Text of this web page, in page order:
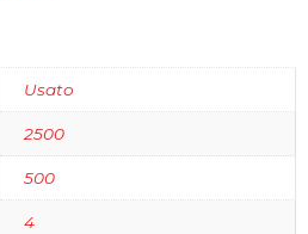
tuo carrello
Usato
2500
500
4